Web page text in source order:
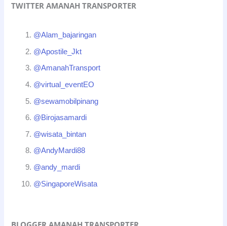
TWITTER AMANAH TRANSPORTER
@Alam_bajaringan
@Apostile_Jkt
@AmanahTransport
@virtual_eventEO
@sewamobilpinang
@Birojasamardi
@wisata_bintan
@AndyMardi88
@andy_mardi
@SingaporeWisata